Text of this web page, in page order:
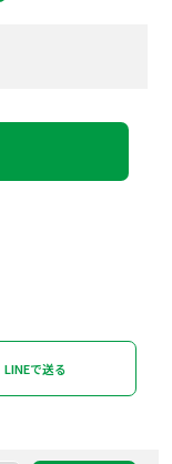
LINEで送る